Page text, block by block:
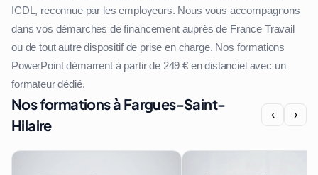
ICDL, reconnue par les employeurs. Nous vous accompagnons
dans vos démarches de financement auprès de France Travail
ou de tout autre dispositif de prise en charge. Nos formations
PowerPoint démarrent à partir de 249 € en distanciel avec un
formateur dédié.
Nos formations à Fargues-Saint-
Hilaire
‹ ›